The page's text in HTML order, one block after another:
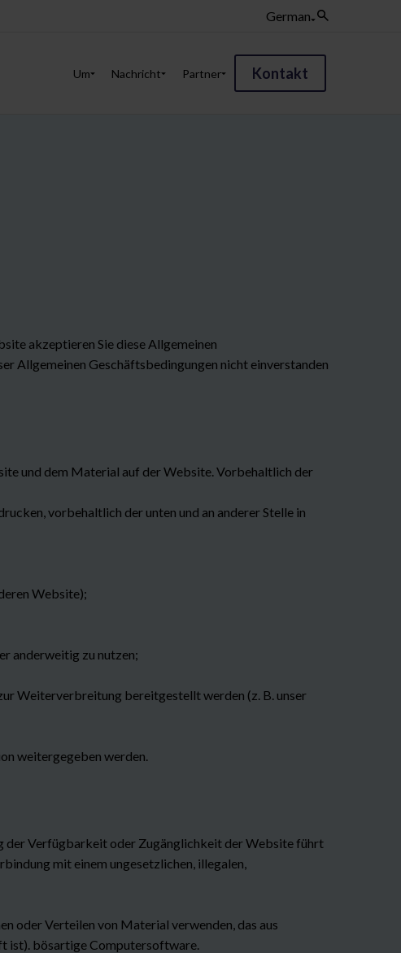
German
Um Nachricht Partner Kontakt
akzeptieren Sie diese Allgemeinen
Allgemeinen Geschäftsbedingungen nicht einverstanden
und dem Material auf der Website. Vorbehaltlich der
vorbehaltlich der unten und an anderer Stelle in
Website);
anderweitig zu nutzen;
Weiterverbreitung bereitgestellt werden (z. B. unser
weitergegeben werden.
der Verfügbarkeit oder Zugänglichkeit der Website führt
mit einem ungesetzlichen, illegalen,
oder Verteilen von Material verwenden, das aus
ist). bösartige Computersoftware.